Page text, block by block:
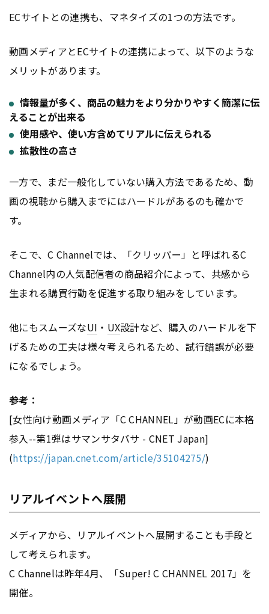
ECサイトとの連携も、マネタイズの1つの方法です。
動画メディアとECサイトの連携によって、以下のような
メリットがあります。
情報量が多く、商品の魅力をより分かりやすく簡潔に伝
えることが出来る
使用感や、使い方含めてリアルに伝えられる
拡散性の高さ
一方で、まだ一般化していない購入方法であるため、動
画の視聴から購入までにはハードルがあるのも確かで
す。
そこで、C Channelでは、「クリッパー」と呼ばれるC
Channel内の人気配信者の商品紹介によって、共感から
生まれる購買行動を促進する取り組みをしています。
他にもスムーズなUI ・ UX設計など、購入のハードルを下
げるための工夫は様々考えられるため、試行錯誤が必要
になるでしょう。
参考：
[女性向け動画メディア「C CHANNEL」が動画ECに本格
参入--第1弾はサマンサタバサ - CNET Japan]
(https://japan.cnet.com/article/35104275/)
リアルイベントへ展開
メディアから、リアルイベントへ展開することも手段と
して考えられます。
C Channelは昨年4月、「Super! C CHANNEL 2017」を
開催。